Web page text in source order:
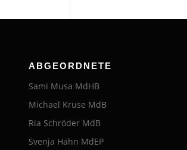
ABGEORDNETE
Sami Musa MdHB
Michael Kruse MdB
Ria Schröder MdB
Svenja Hahn MdEP